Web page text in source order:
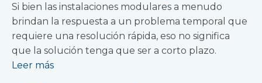
Si bien las instalaciones modulares a menudo
brindan la respuesta a un problema temporal que
requiere una resolución rápida, eso no significa
que la solución tenga que ser a corto plazo.
Leer más